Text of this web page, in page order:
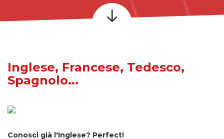
Inglese, Francese, Tedesco,
Spagnolo...
Conosci già l'Inglese? Perfect!